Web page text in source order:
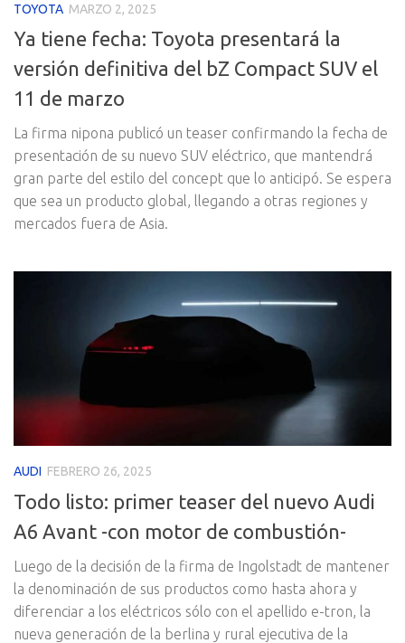
TOYOTA MARZO 2, 2025
Ya tiene fecha: Toyota presentará la
versión definitiva del bZ Compact SUV el
11 de marzo
La firma nipona publicó un teaser confirmando la fecha de
presentación de su nuevo SUV eléctrico, que mantendrá
gran parte del estilo del concept que lo anticipó. Se espera
que sea un producto global, llegando a otras regiones y
mercados fuera de Asia.
AUDI FEBRERO 26, 2025
Todo listo: primer teaser del nuevo Audi
A6 Avant -con motor de combustión-
Luego de la decisión de la firma de Ingolstadt de mantener
la denominación de sus productos como hasta ahora y
diferenciar a los eléctricos sólo con el apellido e-tron, la
nueva generación de la berlina y rural ejecutiva de la